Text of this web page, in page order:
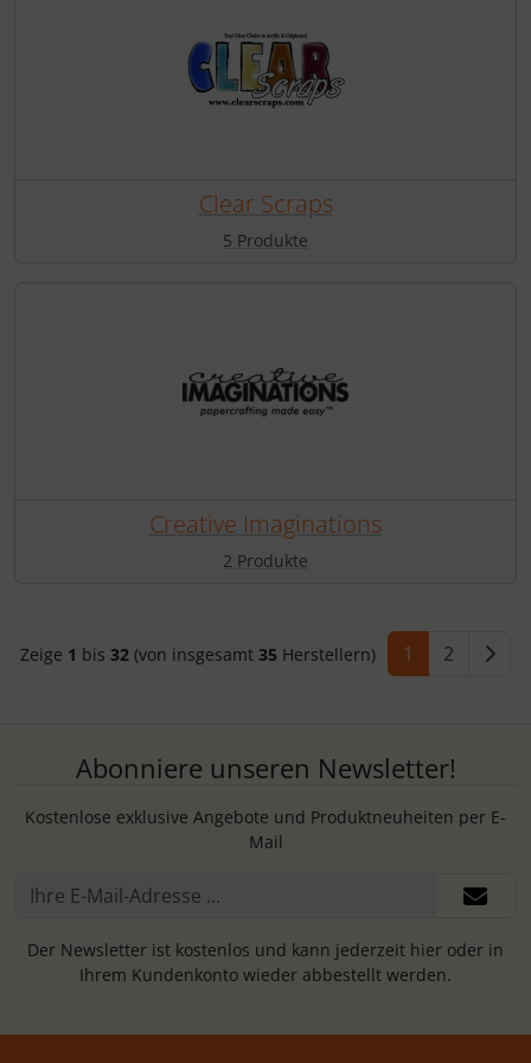
Clear Scraps
5 Produkte
Creative Imaginations
2 Produkte
Zeige 1 bis 32 (von insgesamt 35 Herstellern) 1 2
Abonniere unseren Newsletter!
Kostenlose exklusive Angebote und Produktneuheiten per E-
Mail
Der Newsletter ist kostenlos und kann jederzeit hier oder in
Ihrem Kundenkonto wieder abbestellt werden.